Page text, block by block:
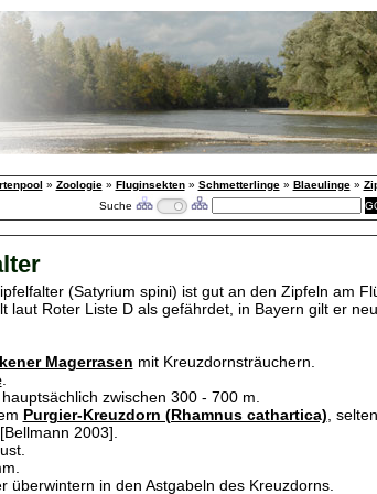
» Zoologie» Fluginsekten» Schmetterlinge» Blaeulinge»
Suche
(Satyrium spini) ist gut an den Zipfeln am
laut Roter Liste D als gefährdet, in Bayern gilt er
Magerrasen mit Kreuzdornsträuchern.
.
zwischen 300 - 700 m.
Purgier-Kreuzdorn (Rhamnus cathartica) ,
[Bellmann 2003].
überwintern in den Astgabeln des Kreuzdorns.